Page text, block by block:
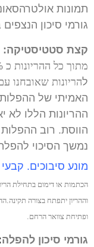
תמונות
גורמי סיכון
קצת סטטיסטיקה:
מתוך כל ההריונות כ
להריונות שאובחנו
ההריונות הללו לא
נמשך הסיכוי
מונע סיבוכים. קבעי
הכתמות או דימום בתחילת
וההריון יתפתח בצורה תקינה
ופתיחת צוואר הרחם
גורמי סיכון להפלה